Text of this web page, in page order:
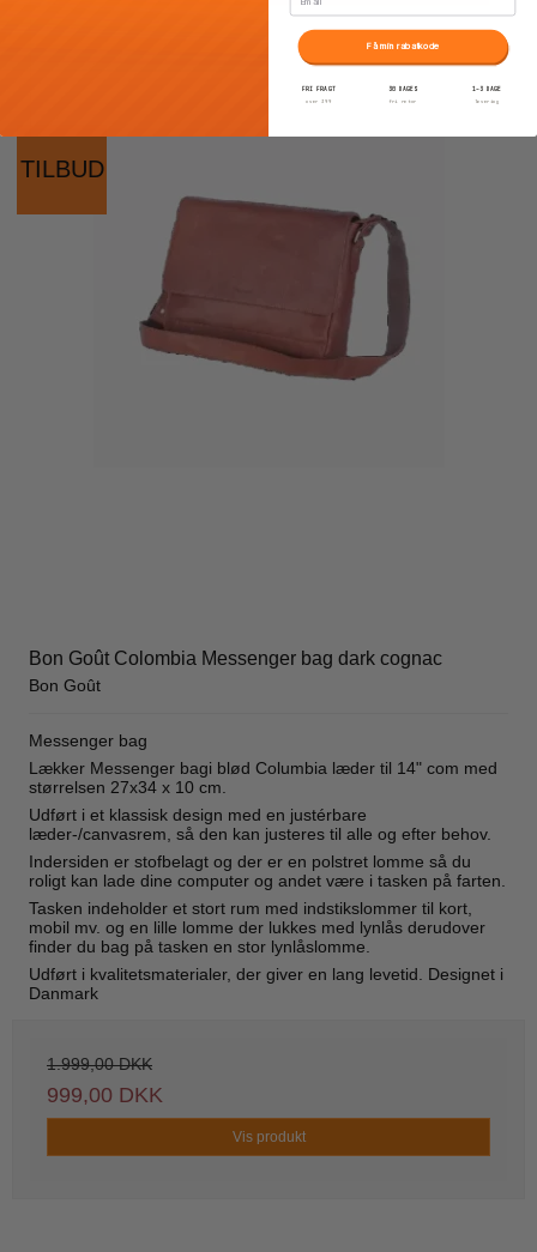
TILBUD
Bon Goût Colombia Messenger bag dark cognac
Bon Goût
Messenger bag
Lækker Messenger bagi blød Columbia læder til 14" com med
størrelsen 27x34 x 10 cm.
Udført i et klassisk design med en justérbare
læder-/canvasrem, så den kan justeres til alle og efter behov.
Indersiden er stofbelagt og der er en polstret lomme så du
roligt kan lade dine computer og andet være i tasken på farten.
Tasken indeholder et stort rum med indstikslommer til kort,
mobil mv. og en lille lomme der lukkes med lynlås derudover
finder du bag på tasken en stor lynlåslomme.
Udført i kvalitetsmaterialer, der giver en lang levetid. Designet i
Danmark
1.999,00 DKK
999,00 DKK
Vis produkt
Få min rabatkode
FRI FRAGT
over 399
30 DAGES
fri retur
1–3 DAGE
levering